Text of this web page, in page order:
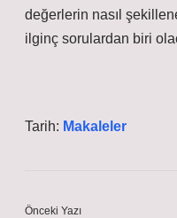
değerlerin nasıl
ilginç sorulardan biri
Tarih: Makaleler
Önceki Yazı